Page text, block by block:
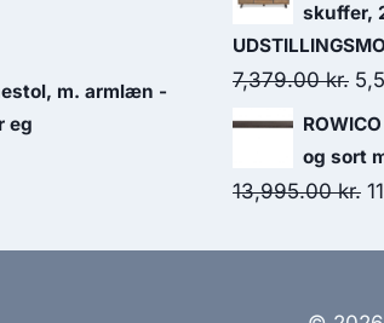
m. armlæn -
eg
skuffer,
7,379.00kr.
og sort
13,995.00kr.